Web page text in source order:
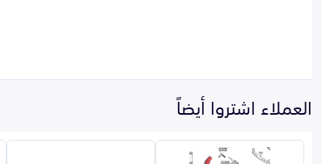
العملاء اشتروا أيضاً